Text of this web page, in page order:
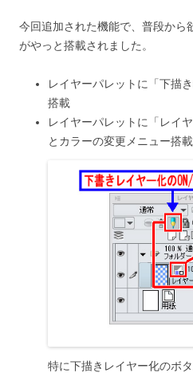
今回追加された機能で、普段から
がやっと搭載されました。
レイヤーパレットに「下描
搭載
レイヤーパレットに「レイ
とカラーの変更メニュー搭載
特に下描きレイヤー化のボ